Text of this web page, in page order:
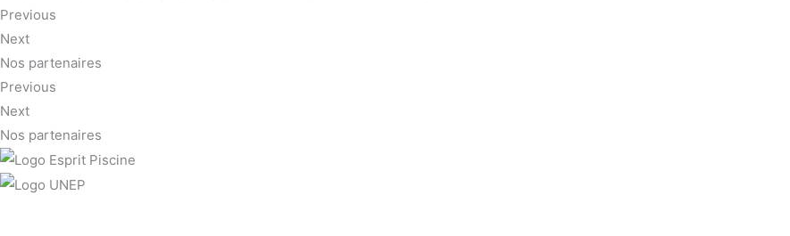
Previous
Next
Nos partenaires
Previous
Next
Nos partenaires